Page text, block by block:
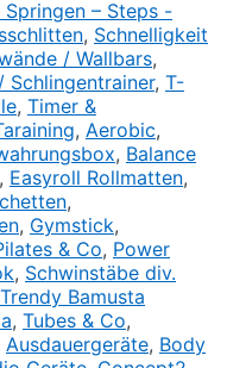
– Steps -
, Schnelligkeit
/ Wallbars,
Schlingentrainer, T-
, Timer &
, Aerobic,
, Balance
, Easyroll Rollmatten,
,
, Gymstick,
& Co, Power
, Schwinstäbe div.
Trendy Bamusta
, Tubes & Co,
Ausdauergeräte, Body